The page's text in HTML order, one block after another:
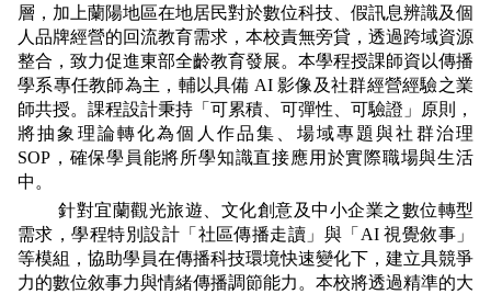
層，加上蘭陽地區在地居民對於數位科技、假訊息辨識及個
人品牌經營的回流教育需求，本校責無旁貸，透過跨域資源
整合，致力促進東部全齡教育發展。本學程授課師資以傳播
學系專任教師為主，輔以具備 AI 影像及社群經營經驗之業
師共授。課程設計秉持「可累積、可彈性、可驗證」原則，
將抽象理論轉化為個人作品集、場域專題與社群治理
SOP，確保學員能將所學知識直接應用於實際職場與生活
中。
針對宜蘭觀光旅遊、文化創意及中小企業之數位轉型
需求，學程特別設計「社區傳播走讀」與「AI 視覺敘事」
等模組，協助學員在傳播科技環境快速變化下，建立具競爭
力的數位敘事力與情緒傳播調節能力。本校將透過精準的大